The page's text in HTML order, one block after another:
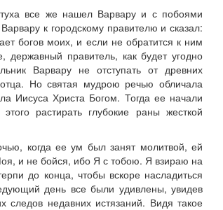
все же нашел Варвару и с побоями
к городскому правителю и сказал:
богов моих, и если не обратится к ним
правитель, как будет угодно
Варвару не отступать от древних
Но святая мудрою речью обличала
Иисуса Христа Богом. Тогда ее начали
растирать глубокие раны жесткой
когда ее ум был занят молитвой, ей
и не бойся, ибо Я с тобою. Я взираю на
до конца, чтобы вскоре насладиться
день все были удивлены, увидев
недавних истязаний. Видя такое